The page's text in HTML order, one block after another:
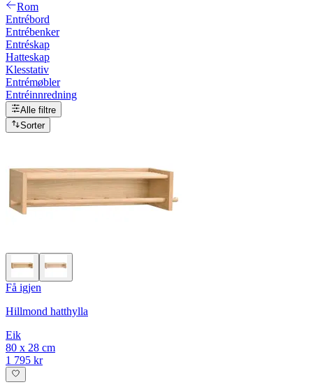
Rom
Entrébord
Entrébenker
Entréskap
Hatteskap
Klesstativ
Entrémøbler
Entréinnredning
Alle filtre
Sorter
Få igjen
Hillmond hatthylla
Eik
80 x 28 cm
1 795 kr